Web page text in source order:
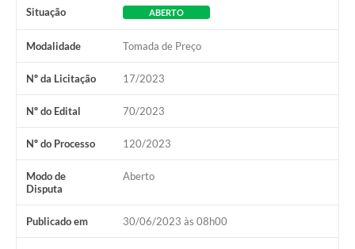
Situação ABERTO
Modalidade Tomada de Preço
Nº da Licitação 17/2023
Nº do Edital 70/2023
Nº do Processo 120/2023
Modo de
Disputa
Aberto
Publicado em 30/06/2023 às 08h00